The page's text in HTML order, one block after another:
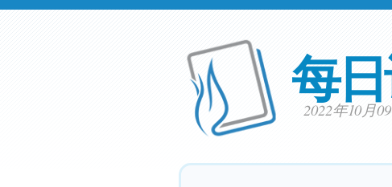
每
2022年10月